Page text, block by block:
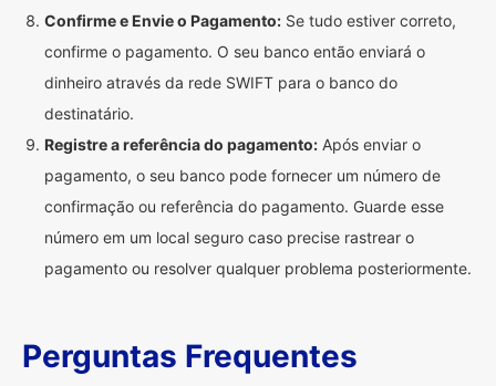
Confirme e Envie o Pagamento: Se tudo estiver correto,
confirme o pagamento. O seu banco então enviará o
dinheiro através da rede SWIFT para o banco do
destinatário.
Registre a referência do pagamento: Após enviar o
pagamento, o seu banco pode fornecer um número de
confirmação ou referência do pagamento. Guarde esse
número em um local seguro caso precise rastrear o
pagamento ou resolver qualquer problema posteriormente.
Perguntas Frequentes